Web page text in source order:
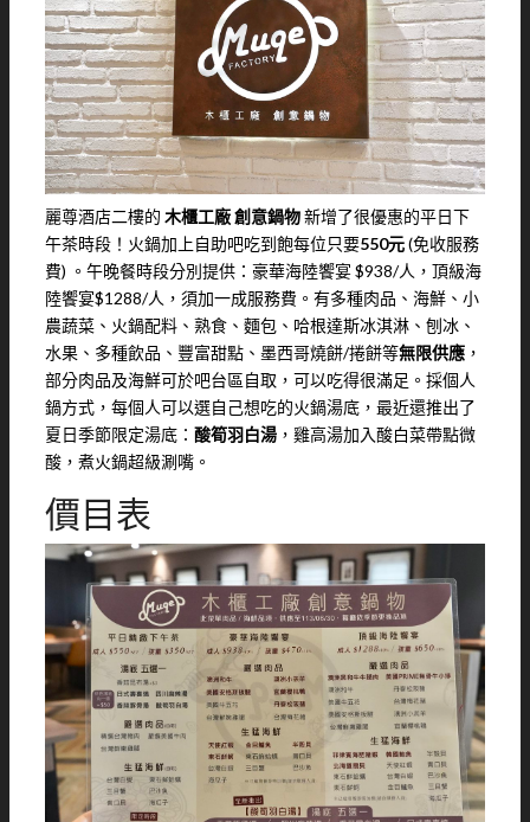
麗尊酒店二樓的 木櫃工廠 創意鍋物新增了很優惠的平日下
午茶時段！火鍋加上自助吧吃到飽每位只要550元(免收服務
費) 。午晚餐時段分別提供：豪華海陸饗宴 $938/人，頂級海
陸饗宴$1288/人，須加一成服務費。有多種肉品、海鮮、小
農蔬菜、火鍋配料、熟食、麵包、哈根達斯冰淇淋、刨冰、
水果、多種飲品、豐富甜點、墨西哥燒餅/捲餅等無限供應 ，
部分肉品及海鮮可於吧台區自取，可以吃得很滿足。採個人
鍋方式，每個人可以選自己想吃的火鍋湯底，最近還推出了
夏日季節限定湯底： 酸筍羽白湯 ，雞高湯加入酸白菜帶點微
酸，煮火鍋超級涮嘴。
價目表